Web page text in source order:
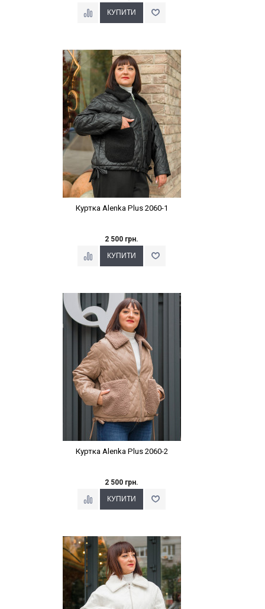
Наклейки Варіант з %
Куртка Alenka Plus 2060-1
2 500 грн.
Наклейки Варіант з %
Куртка Alenka Plus 2060-2
2 500 грн.
Наклейки Варіант з %